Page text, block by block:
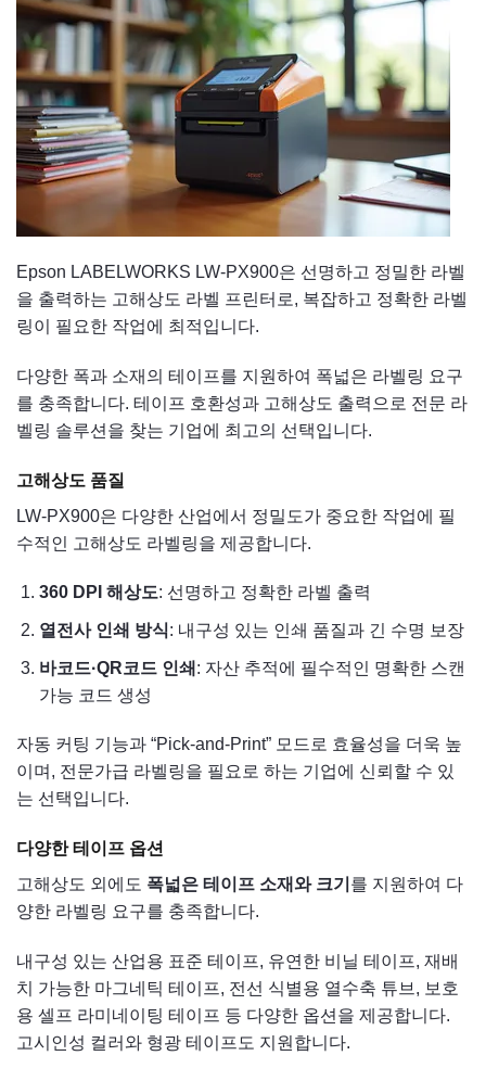
Epson LABELWORKS LW-PX900은 선명하고 정밀한 라벨
을 출력하는 고해상도 라벨 프린터로, 복잡하고 정확한 라벨
링이 필요한 작업에 최적입니다.
다양한 폭과 소재의 테이프를 지원하여 폭넓은 라벨링 요구
를 충족합니다. 테이프 호환성과 고해상도 출력으로 전문 라
벨링 솔루션을 찾는 기업에 최고의 선택입니다.
고해상도 품질
LW-PX900은 다양한 산업에서 정밀도가 중요한 작업에 필
수적인 고해상도 라벨링을 제공합니다.
360 DPI 해상도: 선명하고 정확한 라벨 출력
열전사 인쇄 방식: 내구성 있는 인쇄 품질과 긴 수명 보장
바코드·QR코드 인쇄 : 자산 추적에 필수적인 명확한 스캔
가능 코드 생성
자동 커팅 기능과 “Pick-and-Print” 모드로 효율성을 더욱 높
이며, 전문가급 라벨링을 필요로 하는 기업에 신뢰할 수 있
는 선택입니다.
다양한 테이프 옵션
고해상도 외에도 폭넓은 테이프 소재와 크기 를 지원하여 다
양한 라벨링 요구를 충족합니다.
내구성 있는 산업용 표준 테이프, 유연한 비닐 테이프, 재배
치 가능한 마그네틱 테이프, 전선 식별용 열수축 튜브, 보호
용 셀프 라미네이팅 테이프 등 다양한 옵션을 제공합니다.
고시인성 컬러와 형광 테이프도 지원합니다.